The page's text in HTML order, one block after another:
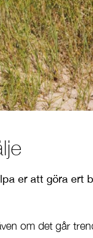
er att göra ert
om det går